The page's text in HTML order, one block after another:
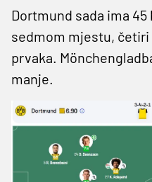
Dortmund sada ima 45
sedmom mjestu, četiri
prvaka.
manje.